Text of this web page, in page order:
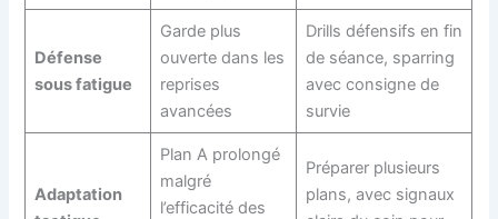
Défense
sous fatigue
Garde plus
ouverte dans les
reprises
avancées
Drills défensifs en fin
de séance, sparring
avec consigne de
survie
Adaptation
Plan A prolongé
malgré
l’efficacité des
Préparer plusieurs
plans, avec signaux